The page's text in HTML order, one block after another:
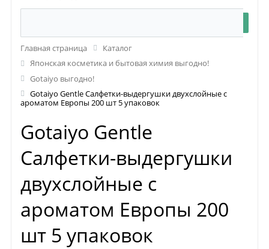
Главная страница
Каталог
Японская косметика и бытовая химия выгодно!
Gotaiyo выгодно!
Gotaiyo Gentle Салфетки-выдергушки двухслойные с
ароматом Европы 200 шт 5 упаковок
Gotaiyo Gentle
Салфетки-выдергушки
двухслойные с
ароматом Европы 200
шт 5 упаковок